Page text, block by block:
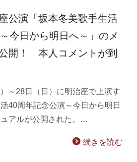
公演「坂本冬美歌手生活
今日から明日へ～」のメ
開！ 本人コメントが到
～28日（日）に明治座で上演す
40周年記念公演～今日から明日
アルが公開された。…
続きを読む